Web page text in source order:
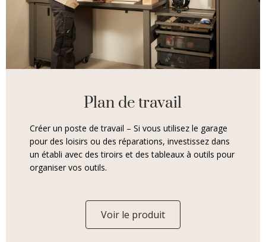
Plan de travail
Créer un poste de travail – Si vous utilisez le garage
pour des loisirs ou des réparations, investissez dans
un établi avec des tiroirs et des tableaux à outils pour
organiser vos outils.
Voir le produit